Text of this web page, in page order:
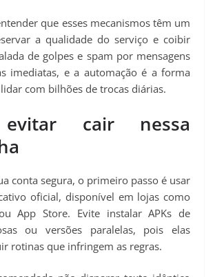
que esses mecanismos têm um
a qualidade do serviço e coibir
de golpes e spam por mensagens
imediatas, e a automação é a forma
com bilhões de trocas diárias.
cair nessa
conta segura, o primeiro passo é usar
oficial, disponível em lojas como
App Store. Evite instalar APKs de
ou versões paralelas, pois elas
rotinas que infringem as regras.